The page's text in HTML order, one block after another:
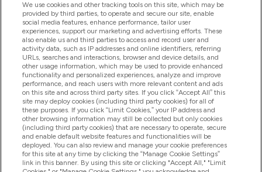
Pomoc & Informácie
Produkty
Informácie O Spoločnosti
Vernosť & Odmeny
We use cookies and other tracking tools on this site, which may be
provided by third parties, to operate and secure our site, enable
social media features, enhance performance, tailor user
experiences, support our marketing and advertising efforts. These
also enable us and third parties to access and record user and
activity data, such as IP addresses and online identifiers, referring
URLs, searches and interactions, browser and device details, and
other usage information, which may be used to provide enhanced
functionality and personalized experiences, analyze and improve
performance, and reach users with more relevant content and ads
on this site and across third party sites. If you click “Accept All” this
site may deploy cookies (including third party cookies) for all of
these purposes. If you click “Limit Cookies,” your IP address and
other browsing information may still be collected but only cookies
(including third party cookies) that are necessary to operate, secure
and enable default website features and functionalities will be
deployed. You can also review and manage your cookie preferences
for this site at any time by clicking the “Manage Cookie Settings”
link in this banner. By using this site or clicking "Accept All," "Limit